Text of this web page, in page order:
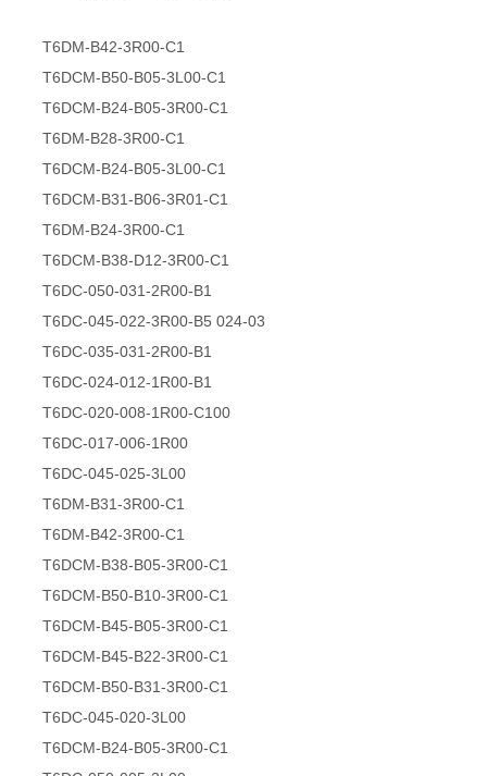
T6DM-B42-3R00-C1
T6DCM-B50-B05-3L00-C1
T6DCM-B24-B05-3R00-C1
T6DM-B28-3R00-C1
T6DCM-B24-B05-3L00-C1
T6DCM-B31-B06-3R01-C1
T6DM-B24-3R00-C1
T6DCM-B38-D12-3R00-C1
T6DC-050-031-2R00-B1
T6DC-045-022-3R00-B5 024-03
T6DC-035-031-2R00-B1
T6DC-024-012-1R00-B1
T6DC-020-008-1R00-C100
T6DC-017-006-1R00
T6DC-045-025-3L00
T6DM-B31-3R00-C1
T6DM-B42-3R00-C1
T6DCM-B38-B05-3R00-C1
T6DCM-B50-B10-3R00-C1
T6DCM-B45-B05-3R00-C1
T6DCM-B45-B22-3R00-C1
T6DCM-B50-B31-3R00-C1
T6DC-045-020-3L00
T6DCM-B24-B05-3R00-C1